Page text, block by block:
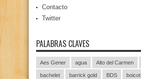
Contacto
Twitter
PALABRAS CLAVES
Aes Gener agua Alto del Carmen
bachelet barrick gold BDS boicot